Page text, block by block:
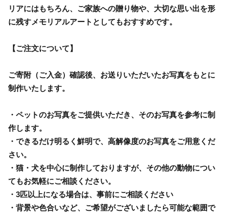
リアにはもちろん、ご家族への贈り物や、大切な思い出を形
に残すメモリアルアートとしてもおすすめです。
【ご注文について】
ご寄附（ご入金）確認後、お送りいただいたお写真をもとに
制作いたします。
・ペットのお写真をご提供いただき、そのお写真を参考に制
作します。
・できるだけ明るく鮮明で、高解像度のお写真をご用意くだ
さい。
・猫・犬を中心に制作しておりますが、その他の動物につい
てもお気軽にご相談ください。
・3匹以上になる場合は、事前にご相談ください
・背景や色合いなど、ご希望がございましたら可能な範囲で